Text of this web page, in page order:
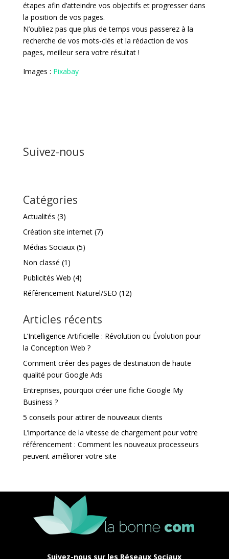
étapes afin d’atteindre vos objectifs et progresser dans
la position de vos pages.
N’oubliez pas que plus de temps vous passerez à la
recherche de vos mots-clés et la rédaction de vos
pages, meilleur sera votre résultat !
Images : Pixabay
Suivez-nous
Catégories
Actualités (3)
Création site internet(7)
Médias Sociaux(5)
Non classé (1)
Publicités Web (4)
Référencement Naturel/SEO (12)
Articles récents
L’Intelligence Artificielle : Révolution ou Évolution pour
la Conception Web ?
Comment créer des pages de destination de haute
qualité pour Google Ads
Entreprises, pourquoi créer une fiche Google My
Business ?
5 conseils pour attirer de nouveaux clients
L’importance de la vitesse de chargement pour votre
référencement : Comment les nouveaux processeurs
peuvent améliorer votre site
Suivez-nous sur les Réseaux Sociaux